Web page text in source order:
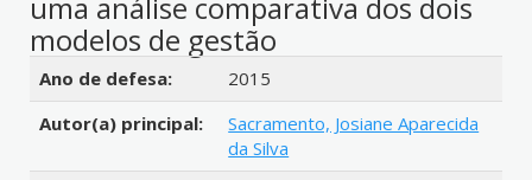
uma análise comparativa dos dois
modelos de gestão
Detalhes bibliográficos
Ano de defesa:
2015
Autor(a) principal:
Sacramento, Josiane Aparecida
da Silva